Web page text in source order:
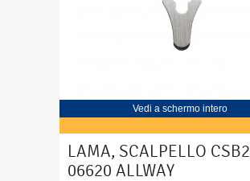
Vedi a schermo intero
LAMA, SCALPELLO CSB2
06620 ALLWAY